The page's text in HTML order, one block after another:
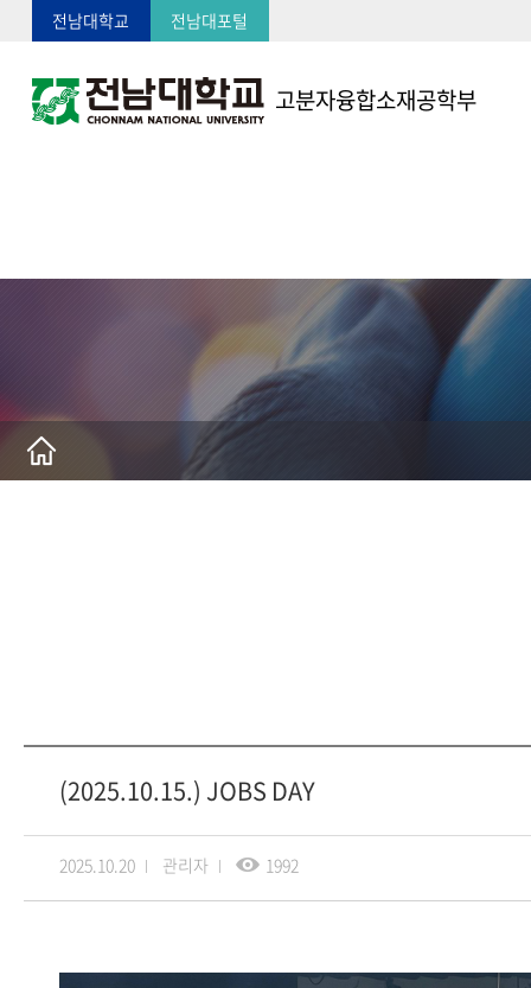
전남대학교 전남대포털
고분자융합소재공학부
(2025.10.15.) JOBS DAY
2025.10.20 관리자 1992